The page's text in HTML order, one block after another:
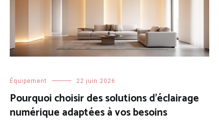
Équipement 22 juin 2026
Pourquoi choisir des solutions d’éclairage
numérique adaptées à vos besoins